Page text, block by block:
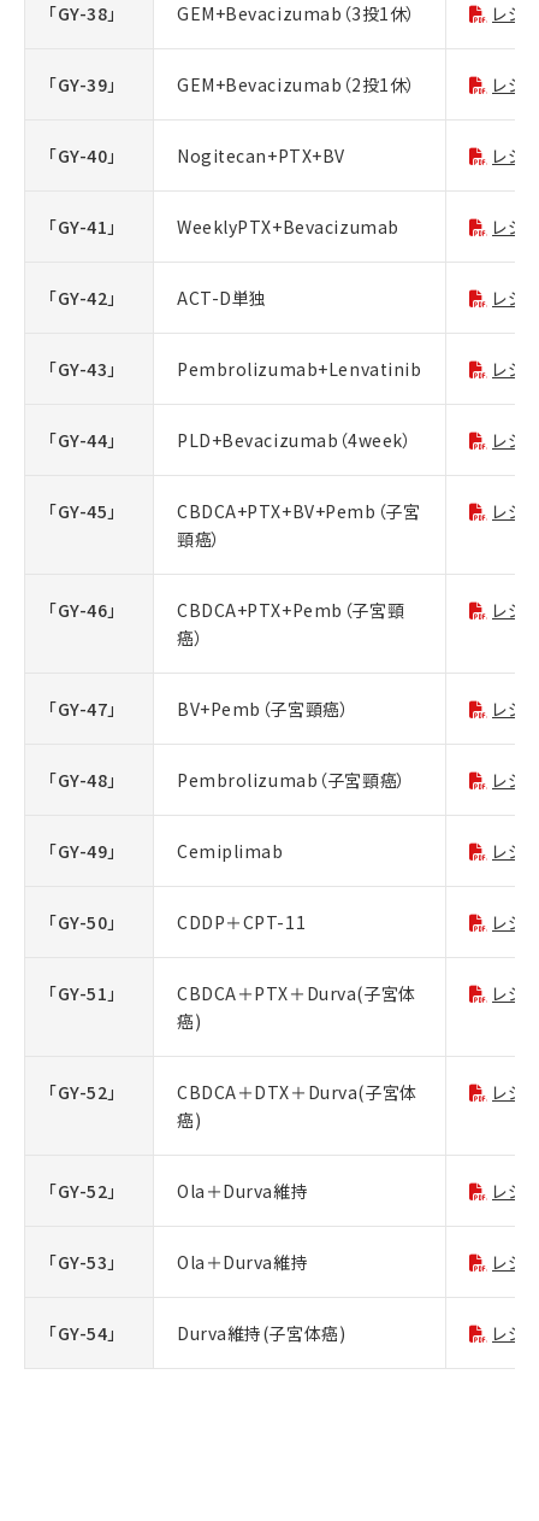
「GY-38」 GEM+Bevacizumab（3投1休） レジ
「GY-39」 GEM+Bevacizumab（2投1休） レジ
「GY-40」 Nogitecan+PTX+BV レジ
「GY-41」 WeeklyPTX+Bevacizumab レジ
「GY-42」 ACT-D単独 レジ
「GY-43」 Pembrolizumab+Lenvatinib レジ
「GY-44」 PLD+Bevacizumab（4week） レジ
「GY-45」
CBDCA+PTX+BV+Pemb（子宮
頸癌）
レジ
「GY-46」
CBDCA+PTX+Pemb（子宮頸
癌）
レジ
「GY-47」 BV+Pemb（子宮頸癌） レジ
「GY-48」 Pembrolizumab（子宮頸癌） レジ
「GY-49」 Cemiplimab レジ
「GY-50」 CDDP＋CPT-11 レジ
「GY-51」
CBDCA＋PTX＋Durva(子宮体
癌)
レジ
「GY-52」
CBDCA＋DTX＋Durva(子宮体
癌)
レジ
「GY-52」 Ola＋Durva維持 レジ
「GY-53」 Ola＋Durva維持 レジ
「GY-54」 Durva維持(子宮体癌) レジ